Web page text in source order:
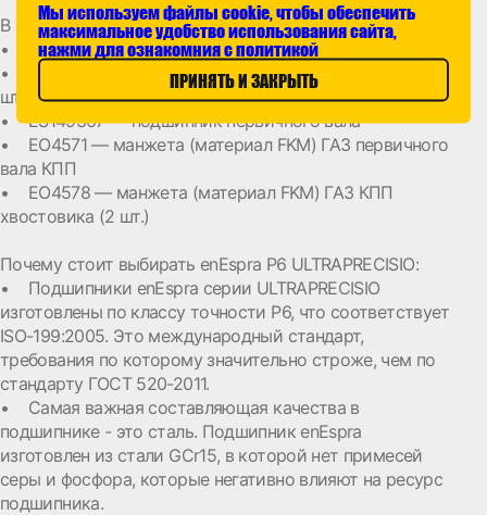
В комплект ES7209KP6 входят:
• ES149176 ― подшипник вторичного вала
• ES139735 ― подшипник промежуточного вала (2
шт.)
• ES149367 ― подшипник первичного вала
• EO4571 ― манжета (материал FKM) ГАЗ первичного
вала КПП
• EO4578 ― манжета (материал FKM) ГАЗ КПП
хвостовика (2 шт.)
Почему стоит выбирать enEspra P6 ULTRAPRECISIO:
• Подшипники enEspra серии ULTRAPRECISIO
изготовлены по классу точности P6, что соответствует
ISO-199:2005. Это международный стандарт,
требования по которому значительно строже, чем по
стандарту ГОСТ 520-2011.
• Самая важная составляющая качества в
подшипнике - это сталь. Подшипник enEspra
изготовлен из стали GCr15, в которой нет примесей
серы и фосфора, которые негативно влияют на ресурс
подшипника.
Мы используем файлы cookie, чтобы обеспечить
максимальное удобство использования сайта,
нажми для ознакомния с политикой
ПРИНЯТЬ И ЗАКРЫТЬ